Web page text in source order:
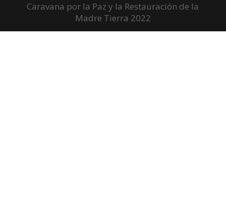
Caravana por la Paz y la Restauración de la
Madre Tierra 2022